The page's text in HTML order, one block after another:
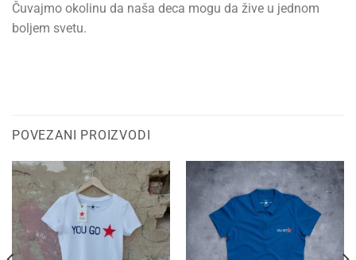
Čuvajmo okolinu da naša deca mogu da žive u jednom
boljem svetu.
POVEZANI PROIZVODI